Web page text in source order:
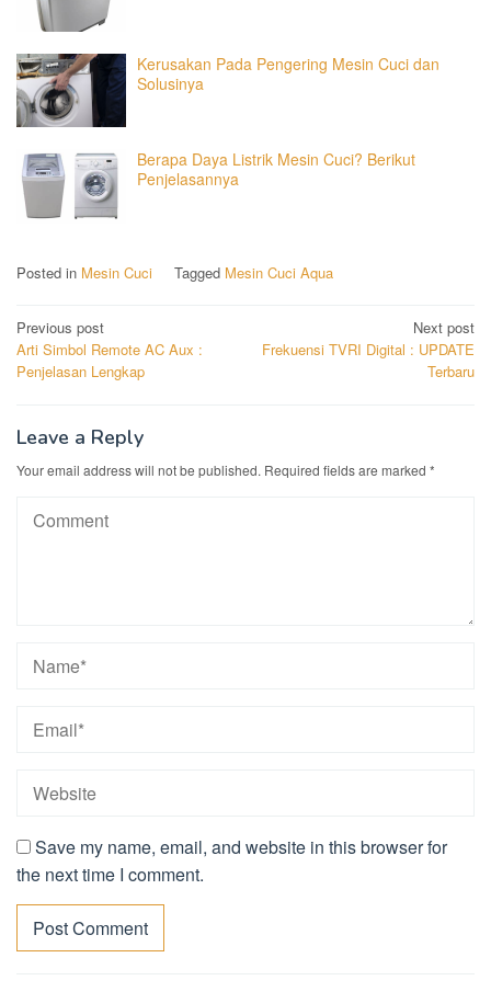
Kerusakan Pada Pengering Mesin Cuci dan
Solusinya
Berapa Daya Listrik Mesin Cuci? Berikut
Penjelasannya
Posted in Mesin Cuci Tagged Mesin Cuci Aqua
Post
navigation
Previous post
Arti Simbol Remote AC Aux :
Penjelasan Lengkap
Next post
Frekuensi TVRI Digital : UPDATE
Terbaru
Leave a Reply
Your email address will not be published. Required fields are marked *
Save my name, email, and website in this browser for
the next time I comment.